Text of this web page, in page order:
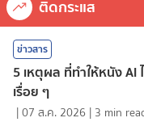
ติดกระแส
ข่าวสาร
5 เหตุผล ที่ทำให้หนัง AI
เรื่อย ๆ
|07 ส.ค. 2026 | 3 min